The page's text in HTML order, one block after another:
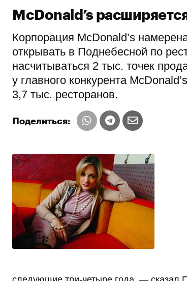
McDonald’s
Корпорация McDonald’s
открывать в Поднебесной по
насчитываться 2 тыс. точек
у главного конкурента
3,7 тыс. ресторанов.
Поделиться: